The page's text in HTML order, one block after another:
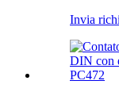
Invia